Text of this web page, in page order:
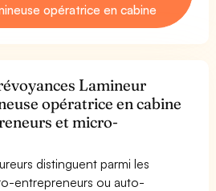
opératrice en cabine
Lamineur
opératrice en cabine
et micro-
distinguent parmi les
entrepreneurs ou auto-